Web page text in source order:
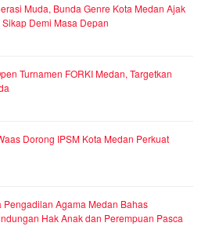
Muda, Bunda Genre Kota Medan Ajak
Demi Masa Depan
Turnamen FORKI Medan, Targetkan
Dorong IPSM Kota Medan Perkuat
Pengadilan Agama Medan Bahas
Hak Anak dan Perempuan Pasca